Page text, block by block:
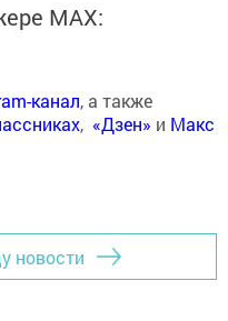
MАХ:
канал, а также
, «Дзен» и Макс
новости